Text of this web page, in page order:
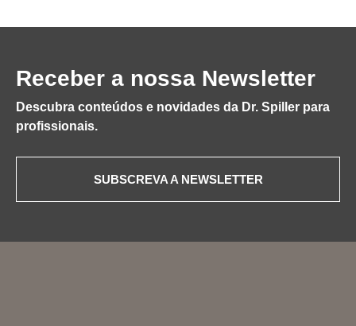
Receber a nossa Newsletter
Descubra conteúdos e novidades da Dr. Spiller para
profissionais.
SUBSCREVA A NEWSLETTER